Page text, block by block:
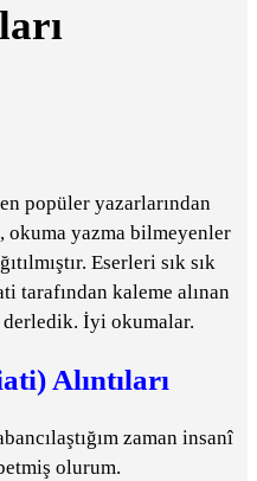
popüler yazarlarından
yazma bilmeyenler
Eserleri sık sık
tarafından kaleme alınan
derledik. İyi okumalar.
Alıntıları
zaman insanî
olurum.